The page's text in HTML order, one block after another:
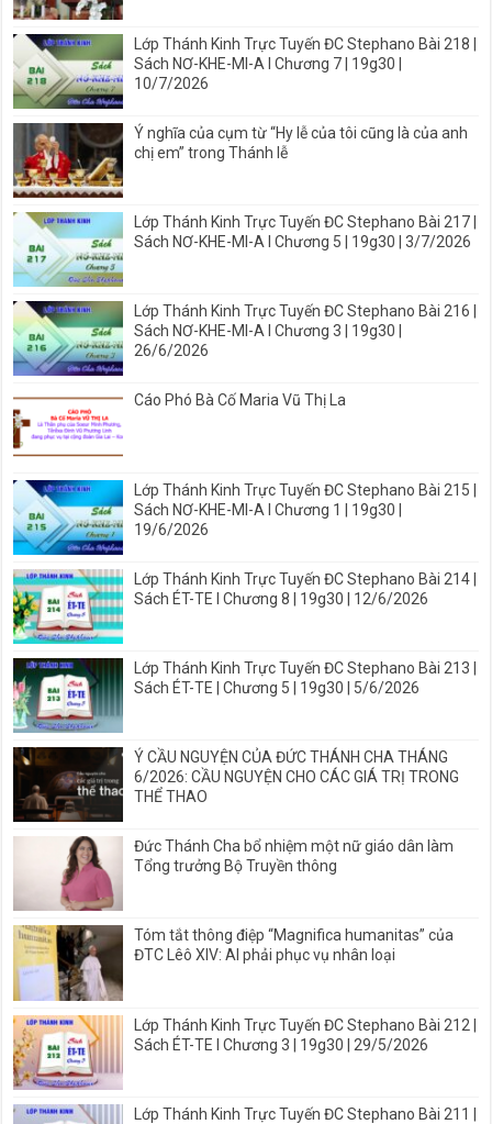
Lớp Thánh Kinh Trực Tuyến ĐC Stephano Bài 218 |
Sách NƠ-KHE-MI-A I Chương 7 | 19g30 |
10/7/2026
Ý nghĩa của cụm từ “Hy lễ của tôi cũng là của anh
chị em” trong Thánh lễ
Lớp Thánh Kinh Trực Tuyến ĐC Stephano Bài 217 |
Sách NƠ-KHE-MI-A I Chương 5 | 19g30 | 3/7/2026
Lớp Thánh Kinh Trực Tuyến ĐC Stephano Bài 216 |
Sách NƠ-KHE-MI-A I Chương 3 | 19g30 |
26/6/2026
Cáo Phó Bà Cố Maria Vũ Thị La
Lớp Thánh Kinh Trực Tuyến ĐC Stephano Bài 215 |
Sách NƠ-KHE-MI-A I Chương 1 | 19g30 |
19/6/2026
Lớp Thánh Kinh Trực Tuyến ĐC Stephano Bài 214 |
Sách ÉT-TE I Chương 8 | 19g30 | 12/6/2026
Lớp Thánh Kinh Trực Tuyến ĐC Stephano Bài 213 |
Sách ÉT-TE | Chương 5 | 19g30 | 5/6/2026
Ý CẦU NGUYỆN CỦA ĐỨC THÁNH CHA THÁNG
6/2026: CẦU NGUYỆN CHO CÁC GIÁ TRỊ TRONG
THỂ THAO
Đức Thánh Cha bổ nhiệm một nữ giáo dân làm
Tổng trưởng Bộ Truyền thông
Tóm tắt thông điệp “Magnifica humanitas” của
ĐTC Lêô XIV: AI phải phục vụ nhân loại
Lớp Thánh Kinh Trực Tuyến ĐC Stephano Bài 212 |
Sách ÉT-TE I Chương 3 | 19g30 | 29/5/2026
Lớp Thánh Kinh Trực Tuyến ĐC Stephano Bài 211 |